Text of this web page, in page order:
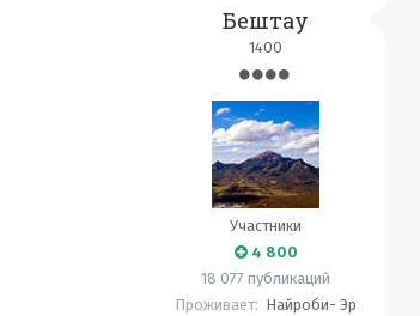
Бештау
1400
Участники
4 800
18 077 публикаций
Проживает: Найроби- Эр